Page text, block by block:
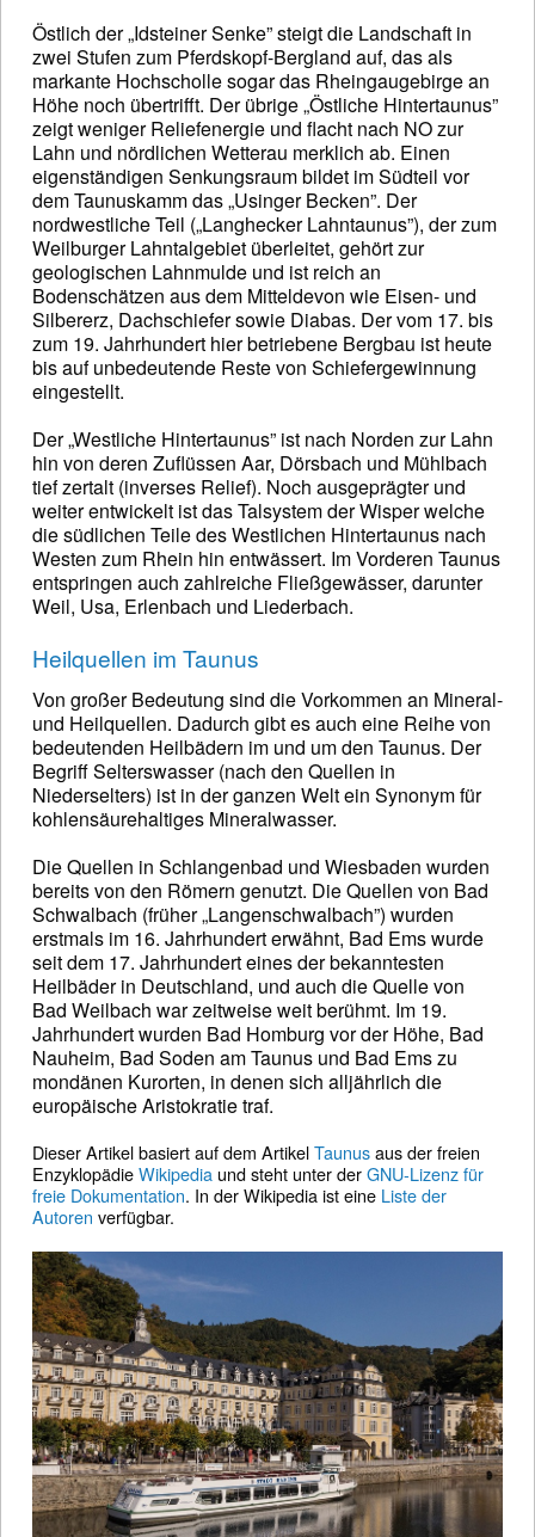
Östlich der „Idsteiner Senke” steigt die Landschaft in
zwei Stufen zum Pferdskopf-Bergland auf, das als
markante Hochscholle sogar das Rheingaugebirge an
Höhe noch übertrifft. Der übrige „Östliche Hintertaunus”
zeigt weniger Reliefenergie und flacht nach NO zur
Lahn und nördlichen Wetterau merklich ab. Einen
eigenständigen Senkungsraum bildet im Südteil vor
dem Taunuskamm das „Usinger Becken”. Der
nordwestliche Teil („Langhecker Lahntaunus”), der zum
Weilburger Lahntalgebiet überleitet, gehört zur
geologischen Lahnmulde und ist reich an
Bodenschätzen aus dem Mitteldevon wie Eisen- und
Silbererz, Dachschiefer sowie Diabas. Der vom 17. bis
zum 19. Jahrhundert hier betriebene Bergbau ist heute
bis auf unbedeutende Reste von Schiefergewinnung
eingestellt.
Der „Westliche Hintertaunus” ist nach Norden zur Lahn
hin von deren Zuflüssen Aar, Dörsbach und Mühlbach
tief zertalt (inverses Relief). Noch ausgeprägter und
weiter entwickelt ist das Talsystem der Wisper welche
die südlichen Teile des Westlichen Hintertaunus nach
Westen zum Rhein hin entwässert. Im Vorderen Taunus
entspringen auch zahlreiche Fließgewässer, darunter
Weil, Usa, Erlenbach und Liederbach.
Heilquellen im Taunus
Von großer Bedeutung sind die Vorkommen an Mineral-
und Heilquellen. Dadurch gibt es auch eine Reihe von
bedeutenden Heilbädern im und um den Taunus. Der
Begriff Selterswasser (nach den Quellen in
Niederselters) ist in der ganzen Welt ein Synonym für
kohlensäurehaltiges Mineralwasser.
Die Quellen in Schlangenbad und Wiesbaden wurden
bereits von den Römern genutzt. Die Quellen von Bad
Schwalbach (früher „Langenschwalbach”) wurden
erstmals im 16. Jahrhundert erwähnt, Bad Ems wurde
seit dem 17. Jahrhundert eines der bekanntesten
Heilbäder in Deutschland, und auch die Quelle von
Bad Weilbach war zeitweise weit berühmt. Im 19.
Jahrhundert wurden Bad Homburg vor der Höhe, Bad
Nauheim, Bad Soden am Taunus und Bad Ems zu
mondänen Kurorten, in denen sich alljährlich die
europäische Aristokratie traf.
Dieser Artikel basiert auf dem ArtikelTaunusaus der freien
EnzyklopädieWikipedia und steht unter derGNU-Lizenz für
freie Dokumentation. In der Wikipedia ist eine Liste der
Autoren verfügbar.